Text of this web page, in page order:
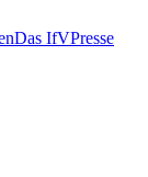
Das IfVPresse